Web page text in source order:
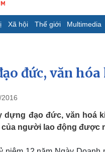
Xã hội Thế giới Multimedia
Dự báo thời tiết
Giáo dục
Biển đảo
Quân sự - Quốc
đức, văn
dựng đạo đức, văn hoá
của người lao động được